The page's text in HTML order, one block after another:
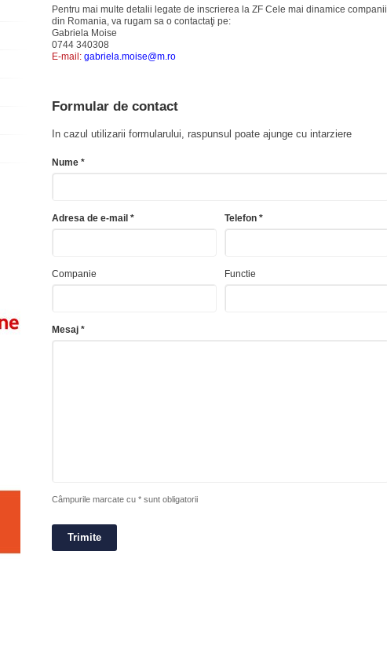
Pentru mai multe detalii legate de inscrierea la ZF Cele mai dinamice companii
din Romania, va rugam sa o contactaţi pe:
Gabriela Moise
0744 340308
E-mail: gabriela.moise@m.ro
Formular de contact
In cazul utilizarii formularului, raspunsul poate ajunge cu intarziere
Nume *
Adresa de e-mail * Telefon *
Companie Functie
Mesaj *
Câmpurile marcate cu * sunt obligatorii